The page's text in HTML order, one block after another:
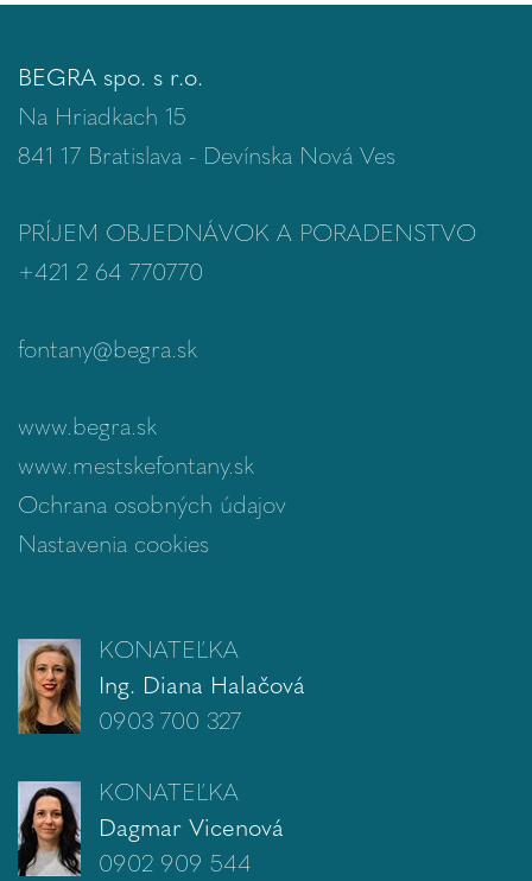
BEGRA spo. s r.o.
Na Hriadkach 15
841 17 Bratislava - Devínska Nová Ves
PRÍJEM OBJEDNÁVOK A PORADENSTVO
+421 2 64 770770
fontany@begra.sk
www.begra.sk
www.mestskefontany.sk
Ochrana osobných údajov
Nastavenia cookies
KONATEĽKA
Ing. Diana Halačová
0903 700 327
KONATEĽKA
Dagmar Vicenová
0902 909 544